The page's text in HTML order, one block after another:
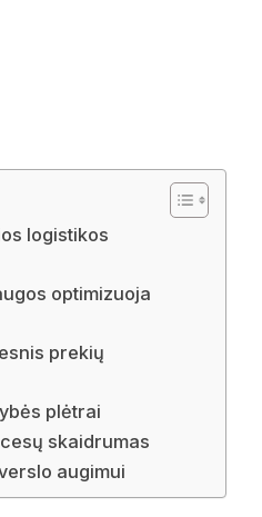
logistikos
optimizuoja
prekių
plėtrai
skaidrumas
augimui